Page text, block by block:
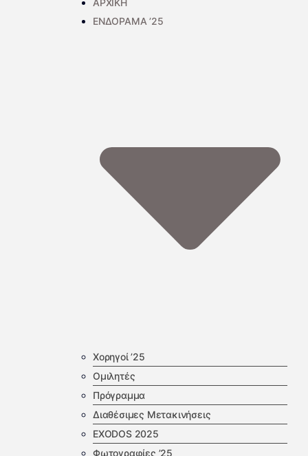
ΑΡΧΙΚΗ
ΕΝΔΟΡΑΜΑ ’25
Χορηγοί ’25
Ομιλητές
Πρόγραμμα
Διαθέσιμες Μετακινήσεις
EXODOS 2025
Φωτογραφίες ’25